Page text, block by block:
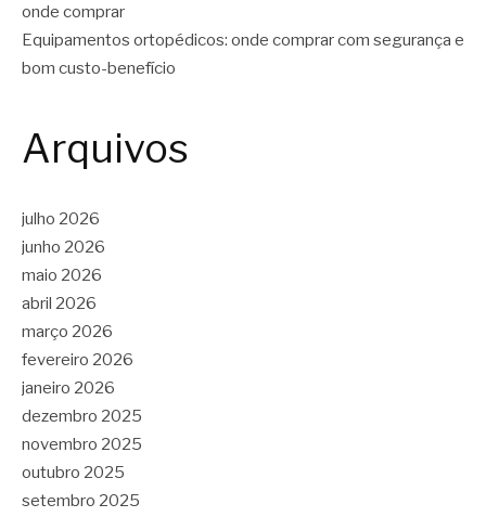
onde comprar
Equipamentos ortopédicos: onde comprar com segurança e
bom custo-benefício
Arquivos
julho 2026
junho 2026
maio 2026
abril 2026
março 2026
fevereiro 2026
janeiro 2026
dezembro 2025
novembro 2025
outubro 2025
setembro 2025